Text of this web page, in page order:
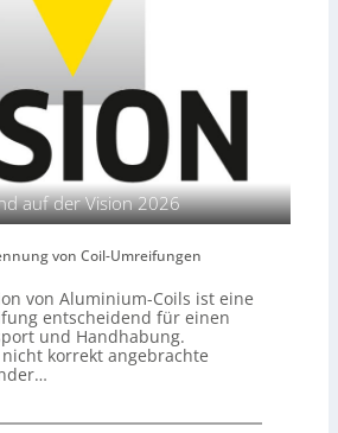
auf der Vision 2026
von Coil-Umreifungen
von Aluminium-Coils ist eine
entscheidend für einen
und Handhabung.
korrekt angebrachte